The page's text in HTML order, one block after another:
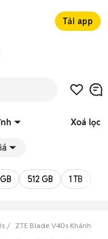
Tải app
Xoá lọc
512 GB 1 TB
ZTE Blade V40s Khánh Hòa